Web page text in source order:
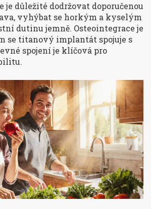
je důležité dodržovat doporučenou
vyhýbat se horkým a kyselým
dutinu jemně. Osteointegrace je
se titanový implantát spojuje s
spojeníje klíčová pro